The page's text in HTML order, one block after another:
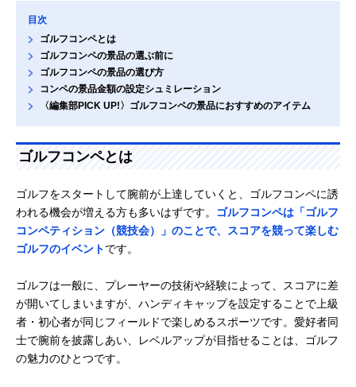
目次
ゴルフコンペとは
ゴルフコンペの景品の選ぶ前に
ゴルフコンペの景品の選び方
コンペの景品金額の設定シュミレーション
〈編集部PICK UP!〉ゴルフコンペの景品におすすめのアイテム
ゴルフコンペとは
ゴルフをスタートして腕前が上達していくと、ゴルフコンペに誘
われる機会が増える方も多いはずです。
ゴルフコンペは「ゴルフ
コンペティション（競技会）」のことで、スコアを競って楽しむ
ゴルフのイベントです。
ゴルフは一般に、プレーヤーの技術や経験によって、スコアに差
が開いてしまいますが、ハンディキャップを設定することで上級
者・初心者が同じフィールドで楽しめるスポーツです。愛好者同
士で腕前を披露しあい、レベルアップが目指せることは、ゴルフ
の魅力のひとつです。